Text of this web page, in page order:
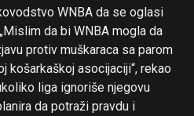
WNBA da se oglasi
da bi WNBA mogla da
protiv muškaraca sa parom
košarkaškoj asocijaciji“, rekao
liga ignoriše njegovu
da potraži pravdu i